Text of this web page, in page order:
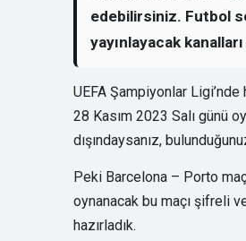
edebilirsiniz. Futbol
yayınlayacak
UEFA Şampiyonlar
28 Kasım 2023 Salı günü
dışındaysanız,
Peki Barcelona – Porto
oynanacak bu maçı şifreli
hazırladık.